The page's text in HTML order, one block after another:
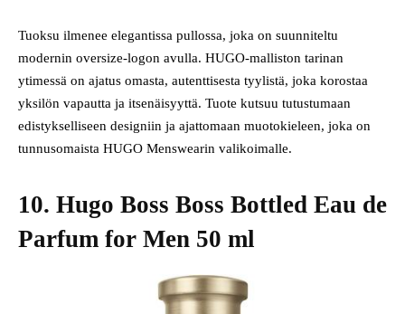
Tuoksu ilmenee elegantissa pullossa, joka on suunniteltu
modernin oversize-logon avulla. HUGO-malliston tarinan
ytimessä on ajatus omasta, autenttisesta tyylistä, joka korostaa
yksilön vapautta ja itsenäisyyttä. Tuote kutsuu tutustumaan
edistykselliseen designiin ja ajattomaan muotokieleen, joka on
tunnusomaista HUGO Menswearin valikoimalle.
10. Hugo Boss Boss Bottled Eau de
Parfum for Men 50 ml